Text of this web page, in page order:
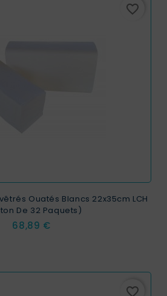
favorite_border
Ouatés Blancs 22x35cm LCH
De 32 Paquets)
Prix
68,89 €
favorite_border